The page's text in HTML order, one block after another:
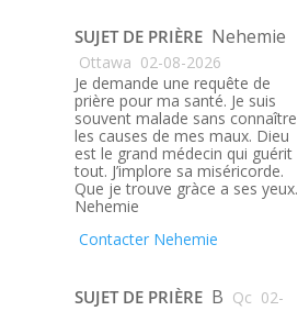
SUJET DE PRIÈRE Nehemie
Ottawa 02-08-2026
Je demande une requête de
prière pour ma santé. Je suis
souvent malade sans connaître
les causes de mes maux. Dieu
est le grand médecin qui guérit
tout. J’implore sa miséricorde.
Que je trouve gràce a ses yeux.
Nehemie
Contacter Nehemie
SUJET DE PRIÈRE B Qc 02-